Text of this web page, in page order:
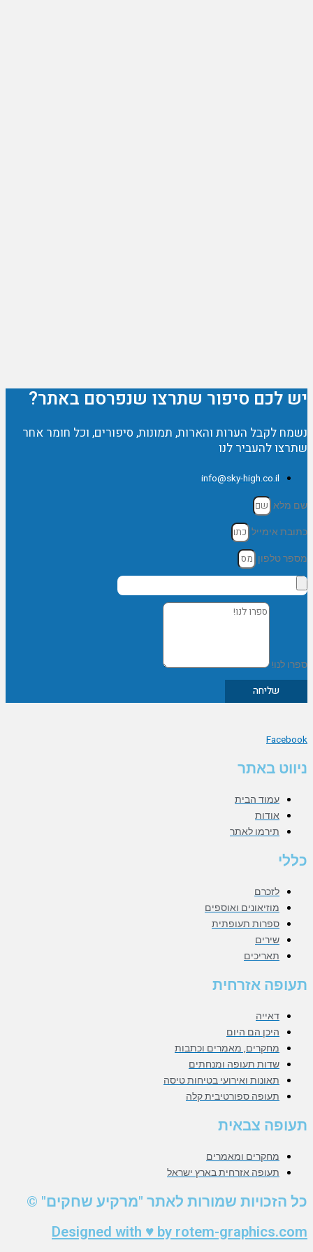
יש לכם סיפור שתרצו שנפרסם באתר?
נשמח לקבל הערות והארות, תמונות, סיפורים, וכל חומר אחר
שתרצו להעביר לנו
info@sky-high.co.il
שם מלא
כתובת אימייל
מספר טלפון
ספרו לנו!
שליחה
Facebook
ניווט באתר
עמוד הבית
אודות
תירמו לאתר
כללי
לזכרם
מוזיאונים ואוספים
ספרות תעופתית
שירים
תאריכים
תעופה אזרחית
דאייה
היכן הם היום
מחקרים, מאמרים וכתבות
שדות תעופה ומנחתים
תאונות ואירועי בטיחות טיסה
תעופה ספורטיבית קלה
תעופה צבאית
מחקרים ומאמרים
תעופה אזרחית בארץ ישראל
כל הזכויות שמורות לאתר "מרקיע שחקים" ©
Designed with ♥ by rotem-graphics.com